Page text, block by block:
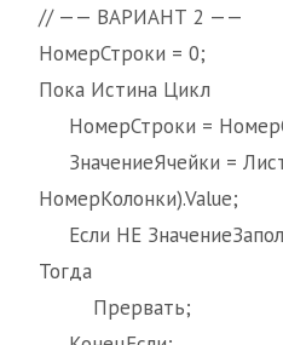
// —— ВАРИАНТ 2 ——
НомерСтроки = 0;
Пока Истина Цикл
НомерСтроки =
ЗначениеЯчейки =
НомерКолонки).Value;
Если НЕ
Тогда
Прервать;